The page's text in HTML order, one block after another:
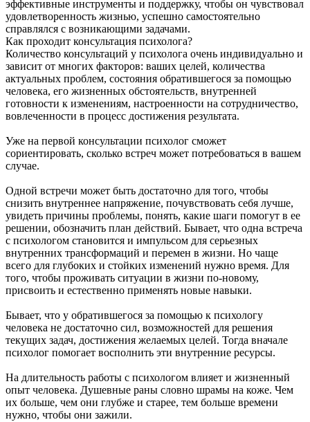
эффективные инструменты и поддержку, чтобы он чувствовал
удовлетворенность жизнью, успешно самостоятельно
справлялся с возникающими задачами.
Как проходит консультация психолога?
Количество консультаций у психолога очень индивидуально и
зависит от многих факторов: ваших целей, количества
актуальных проблем, состояния обратившегося за помощью
человека, его жизненных обстоятельств, внутренней
готовности к изменениям, настроенности на сотрудничество,
вовлеченности в процесс достижения результата.
Уже на первой консультации психолог сможет
сориентировать, сколько встреч может потребоваться в вашем
случае.
Одной встречи может быть достаточно для того, чтобы
снизить внутреннее напряжение, почувствовать себя лучше,
увидеть причины проблемы, понять, какие шаги помогут в ее
решении, обозначить план действий. Бывает, что одна встреча
с психологом становится и импульсом для серьезных
внутренних трансформаций и перемен в жизни. Но чаще
всего для глубоких и стойких изменений нужно время. Для
того, чтобы проживать ситуации в жизни по-новому,
присвоить и естественно применять новые навыки.
Бывает, что у обратившегося за помощью к психологу
человека не достаточно сил, возможностей для решения
текущих задач, достижения желаемых целей. Тогда вначале
психолог помогает восполнить эти внутренние ресурсы.
На длительность работы с психологом влияет и жизненный
опыт человека. Душевные раны словно шрамы на коже. Чем
их больше, чем они глубже и старее, тем больше времени
нужно, чтобы они зажили.